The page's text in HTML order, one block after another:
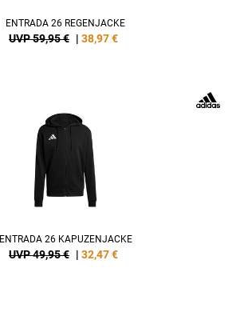
ENTRADA 26 REGENJACKE
UVP 59,95 € | 38,97€
ENTRADA 26 KAPUZENJACKE
UVP 49,95 € | 32,47€